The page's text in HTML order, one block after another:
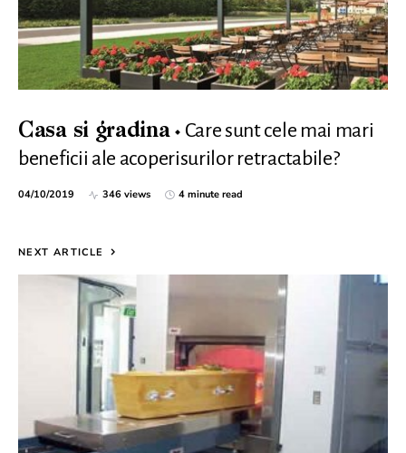
Casa si gradina
Care sunt cele mai mari
beneficii ale acoperisurilor retractabile?
04/10/2019 346 views 4 minute read
NEXT ARTICLE